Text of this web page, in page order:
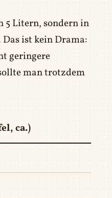
5 Litern, sondern in
ist kein Drama:
geringere
man trotzdem
ca.)